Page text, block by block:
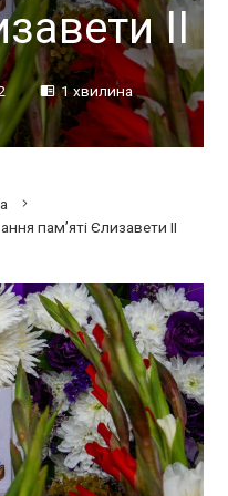
ІІ
1 хвилина
пам’яті Єлизавети ІІ